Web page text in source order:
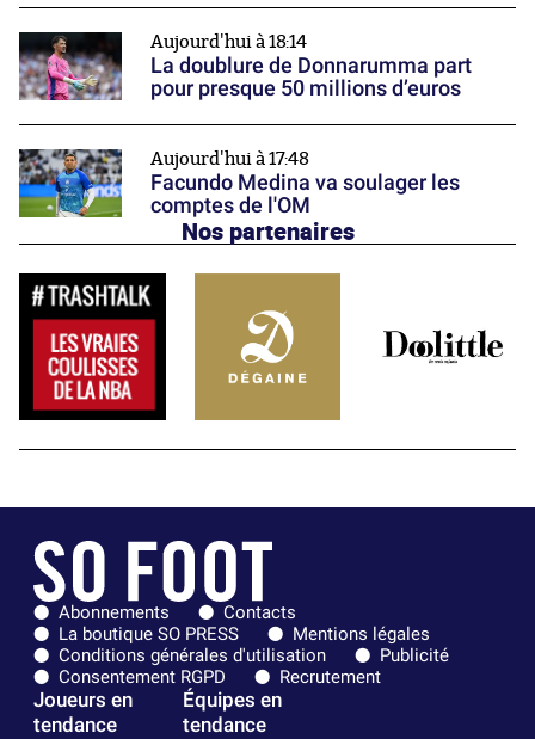
Aujourd'hui à 18:14
La doublure de Donnarumma part
pour presque 50 millions d’euros
Aujourd'hui à 17:48
Facundo Medina va soulager les
comptes de l'OM
Nos partenaires
Abonnements
Contacts
La boutique SO PRESS
Mentions légales
Conditions générales d'utilisation
Publicité
Consentement RGPD
Recrutement
Joueurs en
tendance
Équipes en
tendance